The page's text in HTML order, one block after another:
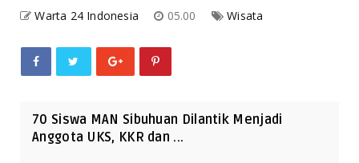
Warta 24 Indonesia 05.00 Wisata
70 Siswa MAN Sibuhuan Dilantik Menjadi
Anggota UKS, KKR dan ...